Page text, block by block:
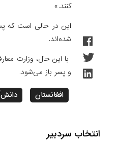
کنند.»
این در حالی است که
شده‌اند.
با این حال، وزارت
و پسر باز می‌شود.
افغانستان
انتخاب سردبیر